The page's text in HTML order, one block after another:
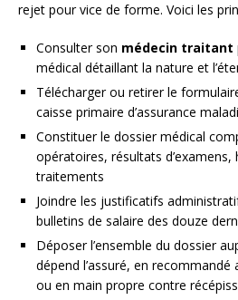
rejet pour vice de forme. Voici les
Consulter son médecin traitant
médical détaillant la nature et
Télécharger ou retirer le
caisse primaire d’assurance
Constituer le dossier médical
opératoires, résultats d’examens,
traitements
Joindre les justificatifs
bulletins de salaire des douze
Déposer l’ensemble du dossier
dépend l’assuré, en
ou en main propre contre